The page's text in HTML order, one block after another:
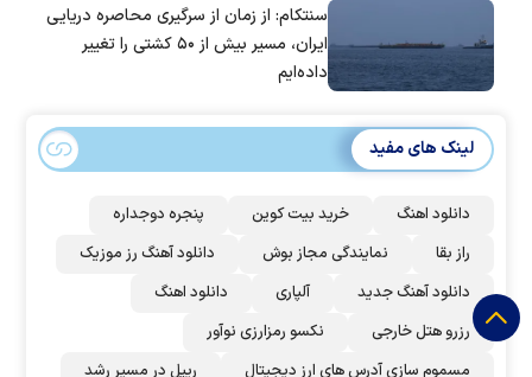
سنتکام: از زمان از سرگیری محاصره دریایی
ایران، مسیر بیش از ۵۰ کشتی را تغییر
داده‌ایم
لینک های مفید
دانلود اهنگ خرید بیت کوین
پنجره دوجداره
راز بقا
نمایندگی مجاز بوش
دانلود آهنگ رز‌ موزیک
دانلود آهنگ جدید
آلپاری
دانلود اهنگ
رزرو هتل خارجی
نکسو رمزارزی نوآور
مسموم سازی آدرس های ارز دیجیتال
ریپل در مسیر رشد